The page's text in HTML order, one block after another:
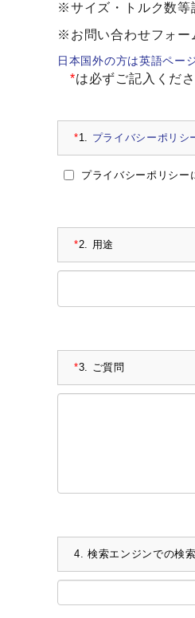
※サイズ・トルク数等
※お問い合わせフォー
日本国外の方は英語ペー
*は必ずご記入くださ
*1. プライバシーポリシ
プライバシーポリシー
*2. 用途
*3. ご質問
4. 検索エンジンでの検